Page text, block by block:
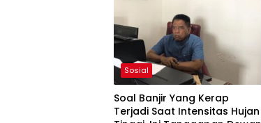
Sosial
Soal Banjir Yang Kerap
Terjadi Saat Intensitas Hujan